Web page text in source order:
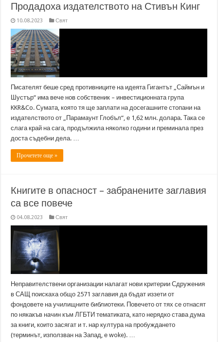
Продадоха издателството на Стивън Кинг
10.08.2023 Свят
Писателят беше сред противниците на идеята Гигантът „Саймън и
Шустър“ има вече нов собственик – инвестиционната група
KKR&Co. Сумата, която тя ще заплати на досегашните стопани на
издателството от „Парамаунт Глобъл“, е 1,62 млн. долара. Така се
слага край на сага, продължила няколко години и преминала през
доста съдебни дела. …
Прочетете още »
Книгите в опасност – забранените заглавия
са все повече
04.08.2023 Свят
Неправителствени организации налагат нови критерии Сдружения
в САЩ поискаха общо 2571 заглавия да бъдат иззети от
фондовете на училищните библиотеки. Повечето от тях се отнасят
по някакъв начин към ЛГБТИ тематиката, като нерядко става дума
за книги, които засягат и т. нар култура на пробуждането
(терминът, използван на Запад, е woke). …